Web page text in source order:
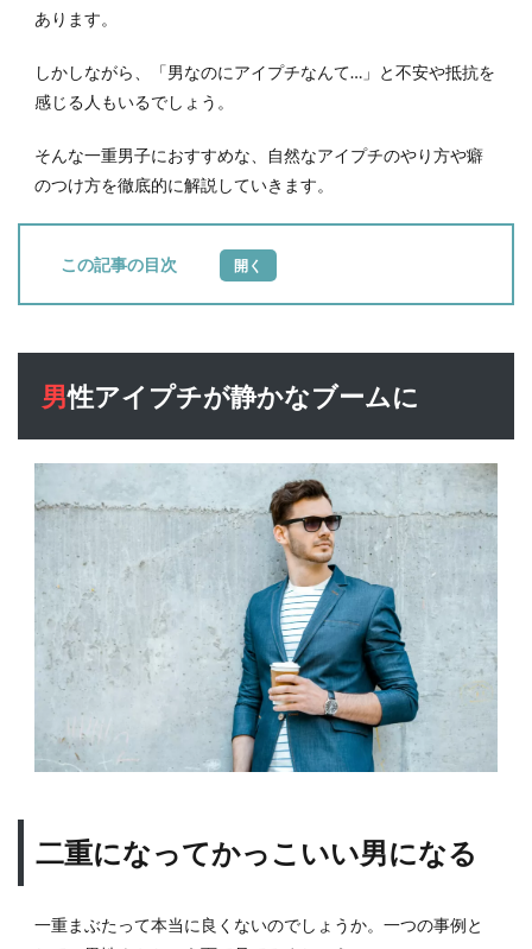
あります。
しかしながら、「男なのにアイプチなんて…」と不安や抵抗を
感じる人もいるでしょう。
そんな一重男子におすすめな、自然なアイプチのやり方や癖
のつけ方を徹底的に解説していきます。
目次
が静
ブー
ムに
1.1
かっ
こい
い男
にな
2
アイ
んな
もの
か
男性アイプチが静かなブームに
二重になってかっこいい男になる
一重まぶたって本当に良くないのでしょうか。一つの事例と